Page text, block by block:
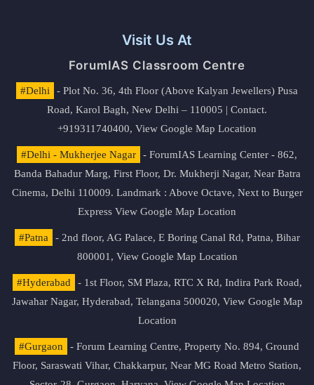
Visit Us At
ForumIAS Classroom Centre
#Delhi
- Plot No. 36, 4th Floor (Above Kalyan Jewellers) Pusa
Road, Karol Bagh, New Delhi – 110005 | Contact.
+919311740400, View Google Map Location
#Delhi - Mukherjee Nagar
- ForumIAS Learning Center - 862,
Banda Bahadur Marg, First Floor, Dr. Mukherji Nagar, Near Batra
Cinema, Delhi 110009. Landmark : Above Octave, Next to Burger
Express View Google Map Location
#Patna
- 2nd floor, AG Palace, E Boring Canal Rd, Patna, Bihar
800001, View Google Map Location
#Hyderabad
- 1st Floor, SM Plaza, RTC X Rd, Indira Park Road,
Jawahar Nagar, Hyderabad, Telangana 500020, View Google Map
Location
#Gurgaon
- Forum Learning Centre, Property No. 894, Ground
Floor, Saraswati Vihar, Chakkarpur, Near MG Road Metro Station,